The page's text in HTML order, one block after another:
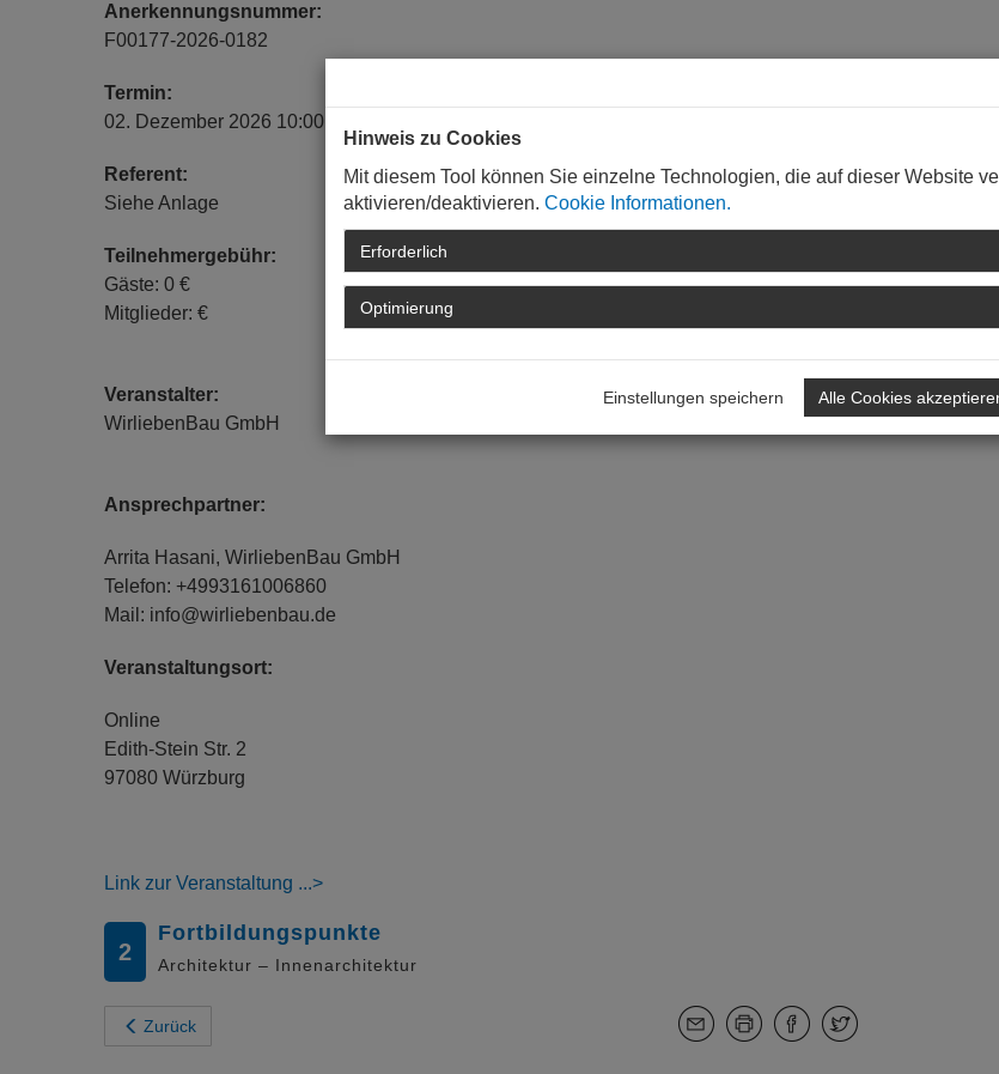
Anerkennungsnummer:
F00177-2026-0182
Termin:
02. Dezember 2026 10:00 Uhr - 12:15 Uhr
Referent:
Siehe Anlage
Teilnehmergebühr:
Gäste: 0 €
Mitglieder: €
Veranstalter:
WirliebenBau GmbH
Ansprechpartner:
Arrita Hasani, WirliebenBau GmbH
Telefon: +4993161006860
Mail: info@wirliebenbau.de
Veranstaltungsort:
Online
Edith-Stein Str. 2
97080 Würzburg
Link zur Veranstaltung
2
Fortbildungspunkte
Architektur – Innenarchitektur
Zurück
Hinweis zu Cookies
Mit diesem Tool können Sie einzelne Technologien, die auf dieser Website
aktivieren/deaktivieren. Cookie Informationen.
Erforderlich
Optimierung
Einstellungen speichern Alle Cookies